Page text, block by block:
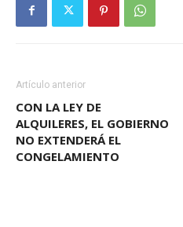
Artículo anterior
CON LA LEY DE
ALQUILERES, EL GOBIERNO
NO EXTENDERÁ EL
CONGELAMIENTO